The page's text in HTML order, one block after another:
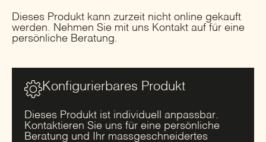
Dieses Produkt kann zurzeit nicht online gekauft
werden. Nehmen Sie mit uns Kontakt auf für eine
persönliche Beratung.
Konfigurierbares Produkt
Dieses Produkt ist individuell anpassbar.
Kontaktieren Sie uns für eine persönliche
Beratung und Ihr massgeschneidertes